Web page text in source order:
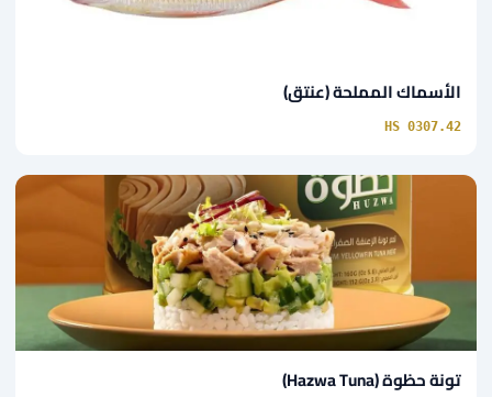
الأسماك المملحة (عنتق)
HS 0307.42
تونة حظوة (Hazwa Tuna)